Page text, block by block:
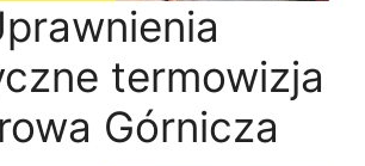
termowizja
Górnicza